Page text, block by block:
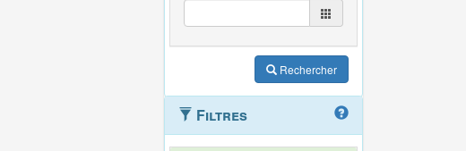
Rechercher
Filtres